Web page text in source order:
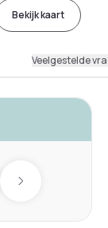
Bekijk kaart
Veelgestelde
Next day